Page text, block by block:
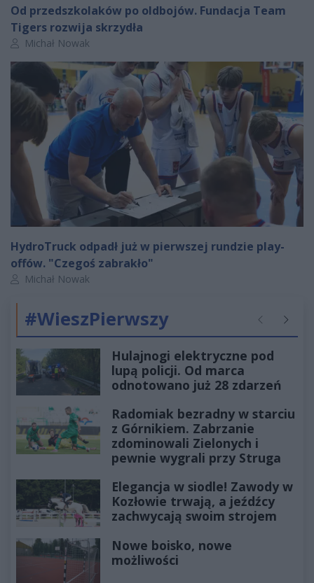
Od przedszkolaków po oldbojów. Fundacja Team
Tigers rozwija skrzydła
Autor artykułu:
Michał Nowak
HydroTruck odpadł już w pierwszej rundzie play-
offów. "Czegoś zabrakło"
Autor artykułu:
Michał Nowak
#WieszPierwszy Poprzednie
Hulajnogi elektryczne pod
lupą policji. Od marca
odnotowano już 28 zdarzeń
Radomiak bezradny w starciu
z Górnikiem. Zabrzanie
zdominowali Zielonych i
pewnie wygrali przy Struga
Elegancja w siodle! Zawody w
Kozłowie trwają, a jeźdźcy
zachwycają swoim strojem
Nowe boisko, nowe
możliwości